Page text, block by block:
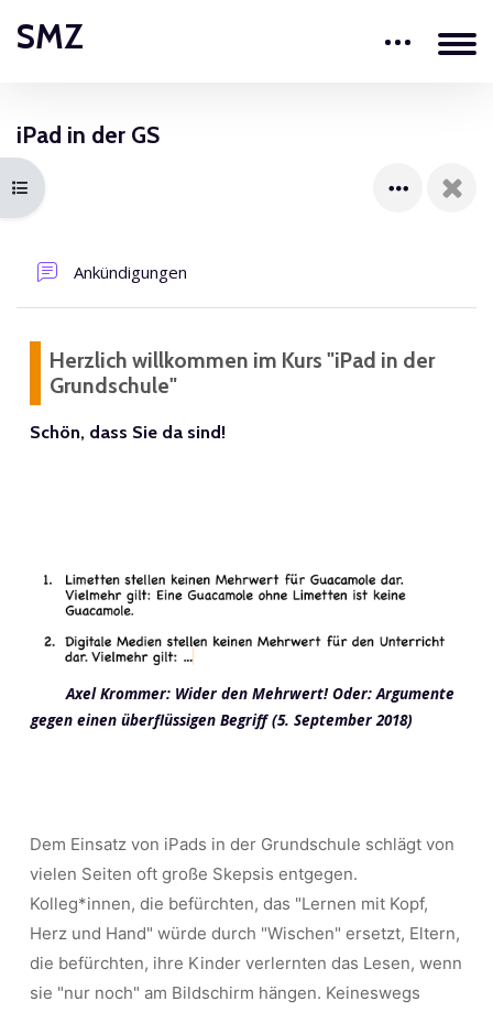
SMZ
Kursindex öffnen
iPad in der GS
Blöcke
Ankündigungen
Herzlich willkommen im Kurs "iPad in der
Grundschule"
Schön, dass Sie da sind!
Axel Krommer: Wider den Mehrwert! Oder: Argumente
gegen einen überflüssigen Begriff (5. September 2018)
Dem Einsatz von iPads in der Grundschule schlägt von
vielen Seiten oft große Skepsis entgegen.
Kolleg*innen, die befürchten, das "Lernen mit Kopf,
Herz und Hand" würde durch "Wischen" ersetzt, Eltern,
die befürchten, ihre Kinder verlernten das Lesen, wenn
sie "nur noch" am Bildschirm hängen. Keineswegs